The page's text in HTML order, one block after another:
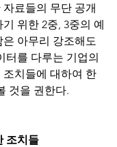
료들의 무단 공개
위한 2중, 3중의 예
아무리 강조해도
터를 다루는 기업의
치들에 대하여 한
것을 권한다.
조치들